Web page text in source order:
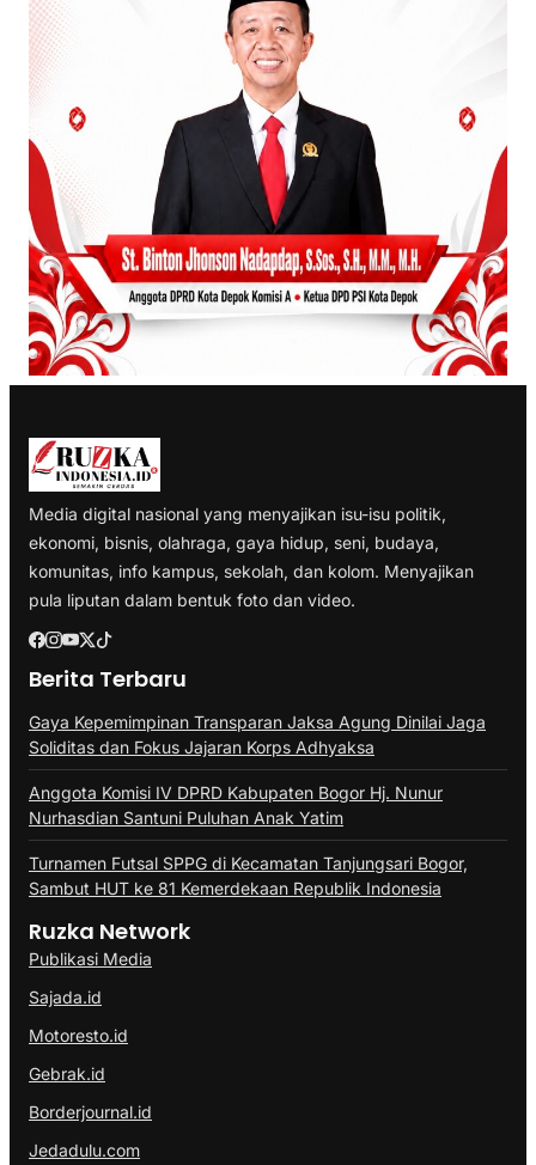
Media digital nasional yang menyajikan isu-isu politik,
ekonomi, bisnis, olahraga, gaya hidup, seni, budaya,
komunitas, info kampus, sekolah, dan kolom. Menyajikan
pula liputan dalam bentuk foto dan video.
Berita Terbaru
Gaya Kepemimpinan Transparan Jaksa Agung Dinilai Jaga
Soliditas dan Fokus Jajaran Korps Adhyaksa
Anggota Komisi IV DPRD Kabupaten Bogor Hj. Nunur
Nurhasdian Santuni Puluhan Anak Yatim
Turnamen Futsal SPPG di Kecamatan Tanjungsari Bogor,
Sambut HUT ke 81 Kemerdekaan Republik Indonesia
Ruzka Network
Publikasi Media
Sajada.id
Motoresto.id
Gebrak.id
Borderjournal.id
Jedadulu.com